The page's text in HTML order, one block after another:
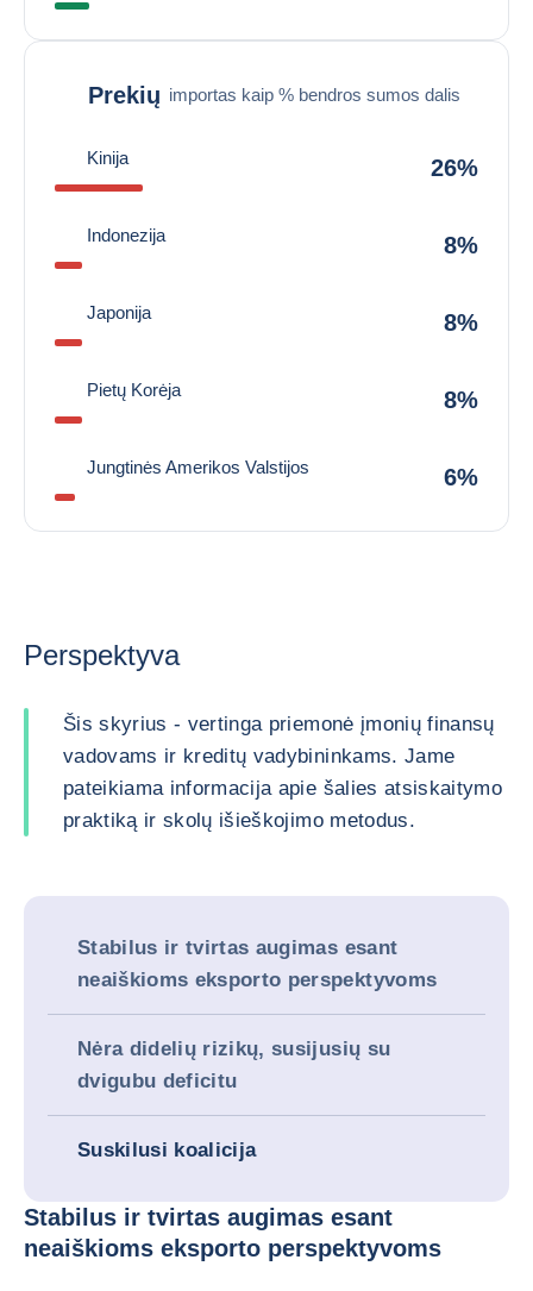
Prekių importas kaip % bendros sumos dalis
Kinija 26%
Indonezija 8%
Japonija 8%
Pietų Korėja 8%
Jungtinės Amerikos Valstijos 6%
Perspektyva
Šis skyrius - vertinga priemonė įmonių finansų
vadovams ir kreditų vadybininkams. Jame
pateikiama informacija apie šalies atsiskaitymo
praktiką ir skolų išieškojimo metodus.
Stabilus ir tvirtas augimas esant
neaiškioms eksporto perspektyvoms
Nėra didelių rizikų, susijusių su
dvigubu deficitu
Suskilusi koalicija
Stabilus ir tvirtas augimas esant
neaiškioms eksporto perspektyvoms